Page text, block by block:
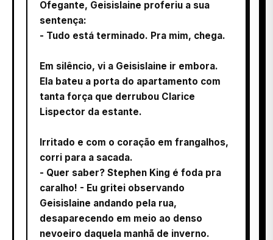
Ofegante, Geisislaine proferiu a sua
sentença:
- Tudo está terminado. Pra mim, chega.
Em silêncio, vi a Geisislaine ir embora.
Ela bateu a porta do apartamento com
tanta força que derrubou Clarice
Lispector da estante.
Irritado e com o coração em frangalhos,
corri para a sacada.
- Quer saber? Stephen King é foda pra
caralho! - Eu gritei observando
Geisislaine andando pela rua,
desaparecendo em meio ao denso
nevoeiro daquela manhã de inverno.